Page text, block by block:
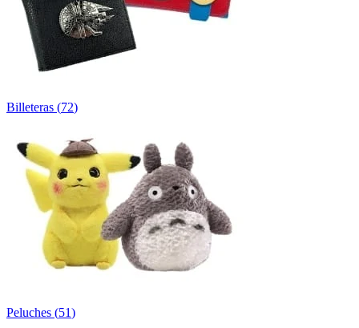
Billeteras (72)
Peluches (51)